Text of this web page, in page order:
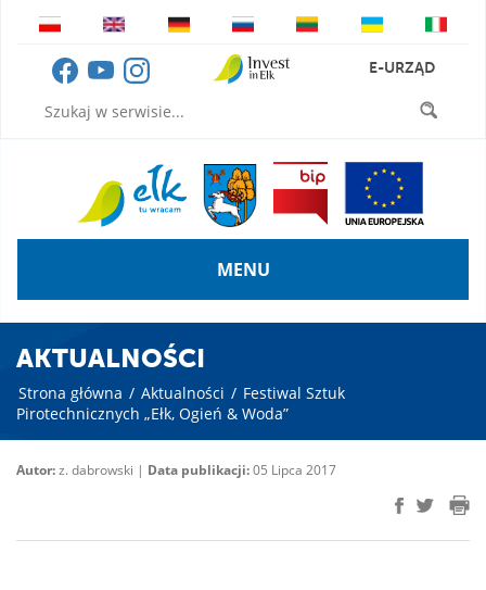
E-URZĄD
MENU
AKTUALNOŚCI
Strona główna / Aktualności / Festiwal Sztuk
Pirotechnicznych „Ełk, Ogień & Woda”
Autor:z. dabrowski | Data publikacji:05 Lipca 2017